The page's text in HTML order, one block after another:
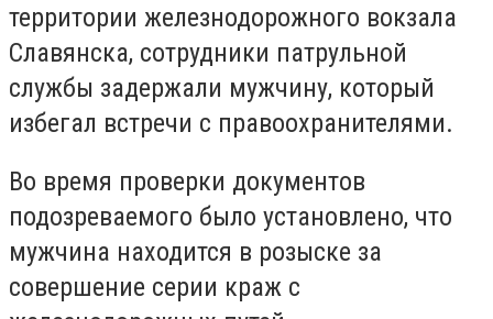
территории железнодорожного вокзала
Славянска, сотрудники патрульной
службы задержали мужчину, который
избегал встречи с правоохранителями.
Во время проверки документов
подозреваемого было установлено, что
мужчина находится в розыске за
совершение серии краж с